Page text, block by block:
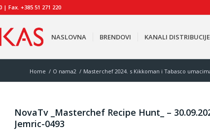
| Fax. +385 51 271 220
NASLOVNA BRENDOVI KANALI DISTRIBUCIJE
Home / O nama2 / Masterchef 2024. s Kikkoman i Tabasco
NovaTv _Masterchef Recipe Hunt_ –
Jemric-0493